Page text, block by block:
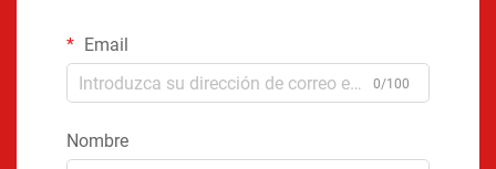
Email
0/100
Nombre